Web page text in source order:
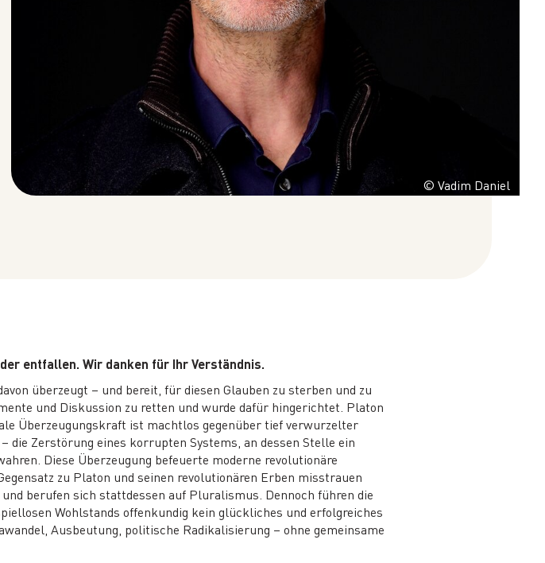
© Vadim Daniel
entfallen. Wir danken für Ihr Verständnis.
überzeugt – und bereit, für diesen Glauben zu sterben und zu
und Diskussion zu retten und wurde dafür hingerichtet. Platon
Überzeugungskraft ist machtlos gegenüber tief verwurzelter
Zerstörung eines korrupten Systems, an dessen Stelle ein
Diese Überzeugung befeuerte moderne revolutionäre
zu Platon und seinen revolutionären Erben misstrauen
berufen sich stattdessen auf Pluralismus. Dennoch führen die
Wohlstands offenkundig kein glückliches und erfolgreiches
Ausbeutung, politische Radikalisierung – ohne gemeinsame